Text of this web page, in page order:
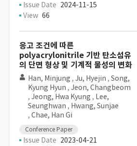
Issue Date 2024-11-15
View 66
응고 조건에 따른
polyacrylonitrile 기반 탄소섬유
의 단면 형상 및 기계적 물성의 변화
Han, Minjung , Ju, Hyejin , Song,
Kyung Hyun , Jeon, Changbeom
, Jeong, Hwa Kyung , Lee,
Seunghwan , Hwang, Sunjae
, Chae, Han Gi
Conference Paper
Issue Date 2023-04-21